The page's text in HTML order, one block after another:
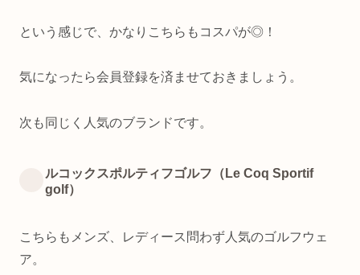
という感じで、かなりこちらもコスパが◎！
気になったら会員登録を済ませておきましょう。
次も同じく人気のブランドです。
ルコックスポルティフゴルフ（Le Coq Sportif
golf）
こちらもメンズ、レディース問わず人気のゴルフウェ
ア。